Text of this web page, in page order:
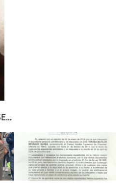
en Talavera de la Reina (1937-
1936-1947 | Buscador
1939 de Tembleque
y Militantes (1934-1939)
Navarra
Galicia